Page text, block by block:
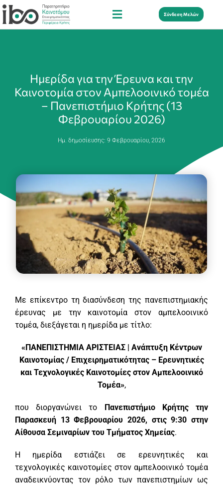
Σύνδεση Μελών
Ημερίδα για την Έρευνα και την
Καινοτομία στον Αμπελοοινικό τομέα
– Πανεπιστήμιο Κρήτης (13
Φεβρουαρίου 2026)
Ημ. δημοσίευσης: 9 Φεβρουαρίου, 2026
Με επίκεντρο τη διασύνδεση της πανεπιστημιακής
έρευνας με την καινοτομία στον αμπελοοινικό
τομέα, διεξάγεται η ημερίδα με τίτλο:
«ΠΑΝΕΠΙΣΤΗΜΙΑ ΑΡΙΣΤΕΙΑΣ | Ανάπτυξη Κέντρων
Καινοτομίας / Επιχειρηματικότητας – Ερευνητικές
και Τεχνολογικές Καινοτομίες στον Αμπελοοινικό
Τομέα»,
που διοργανώνει το Πανεπιστήμιο Κρήτης την
Παρασκευή 13 Φεβρουαρίου 2026, στις 9:30 στην
Αίθουσα Σεμιναρίων του Τμήματος Χημείας.
Η ημερίδα εστιάζει σε ερευνητικές και
τεχνολογικές καινοτομίες στον αμπελοοινικό τομέα
αναδεικνύοντας τον ρόλο των πανεπιστημίων ως